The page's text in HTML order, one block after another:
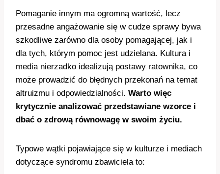
Pomaganie innym ma ogromną wartość, lecz
przesadne angażowanie się w cudze sprawy bywa
szkodliwe zarówno dla osoby pomagającej, jak i
dla tych, którym pomoc jest udzielana. Kultura i
media nierzadko idealizują postawy ratownika, co
może prowadzić do błędnych przekonań na temat
altruizmu i odpowiedzialności. Warto więc
krytycznie analizować przedstawiane wzorce i
dbać o zdrową równowagę w swoim życiu.
Typowe wątki pojawiające się w kulturze i mediach
dotyczące syndromu zbawiciela to: